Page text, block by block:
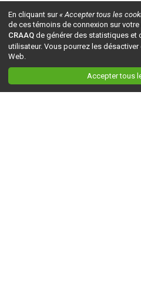
En cliquant sur« Accepter tous les
de ces témoins de connexion sur
CRAAQ de générer des statistiques et
utilisateur. Vous pourrez les
Web.
Accepter tous